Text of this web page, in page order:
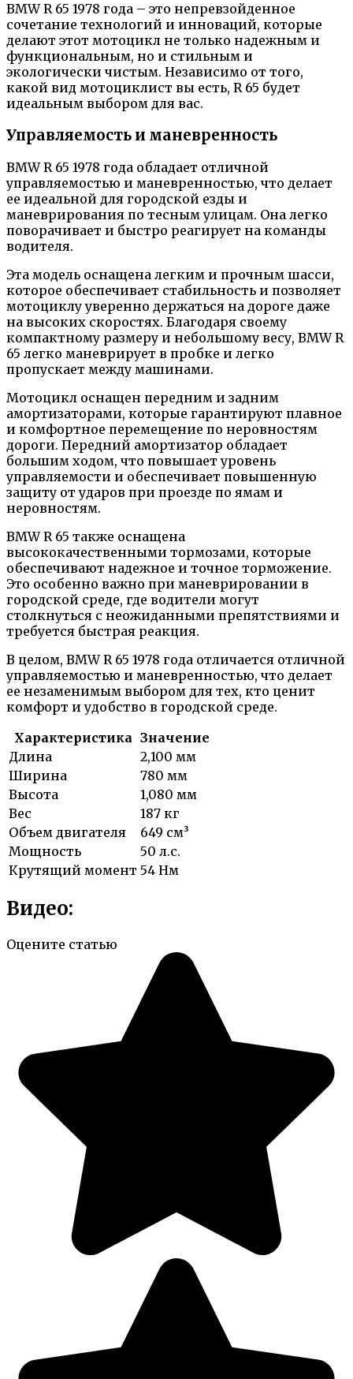
BMW R 65 1978 года – это непревзойденное
сочетание технологий и инноваций, которые
делают этот мотоцикл не только надежным и
функциональным, но и стильным и
экологически чистым. Независимо от того,
какой вид мотоциклист вы есть, R 65 будет
идеальным выбором для вас.
Управляемость и маневренность
BMW R 65 1978 года обладает отличной
управляемостью и маневренностью, что делает
ее идеальной для городской езды и
маневрирования по тесным улицам. Она легко
поворачивает и быстро реагирует на команды
водителя.
Эта модель оснащена легким и прочным шасси,
которое обеспечивает стабильность и позволяет
мотоциклу уверенно держаться на дороге даже
на высоких скоростях. Благодаря своему
компактному размеру и небольшому весу, BMW R
65 легко маневрирует в пробке и легко
пропускает между машинами.
Мотоцикл оснащен передним и задним
амортизаторами, которые гарантируют плавное
и комфортное перемещение по неровностям
дороги. Передний амортизатор обладает
большим ходом, что повышает уровень
управляемости и обеспечивает повышенную
защиту от ударов при проезде по ямам и
неровностям.
BMW R 65 также оснащена
высококачественными тормозами, которые
обеспечивают надежное и точное торможение.
Это особенно важно при маневрировании в
городской среде, где водители могут
столкнуться с неожиданными препятствиями и
требуется быстрая реакция.
В целом, BMW R 65 1978 года отличается отличной
управляемостью и маневренностью, что делает
ее незаменимым выбором для тех, кто ценит
комфорт и удобство в городской среде.
Характеристика Значение
Длина
2,100 мм
Ширина
780 мм
Высота
1,080 мм
Вес
187 кг
Объем двигателя
649 см³
Мощность
50 л.с.
Крутящий момент 54 Нм
Видео:
Оцените статью